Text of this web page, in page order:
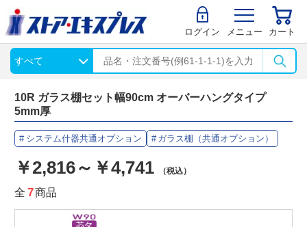
ログイン メニュー カート
10R ガラス棚セット幅90cm オーバーハングタイプ
5mm厚
システム什器共通オプション ガラス棚（共通オプション）
￥2,816～￥4,741 （税込）
全 7商品